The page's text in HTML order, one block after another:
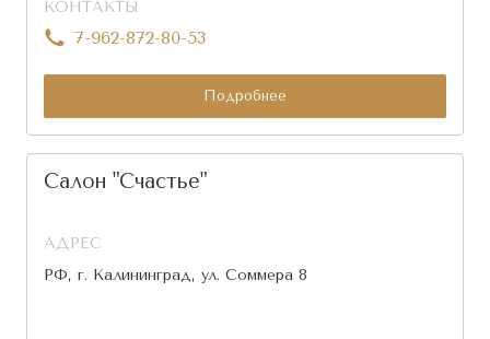
КОНТАКТЫ
7-962-872-80-53
Подробнее
Салон "Счастье"
АДРЕС
РФ, г. Калининград, ул. Соммера 8